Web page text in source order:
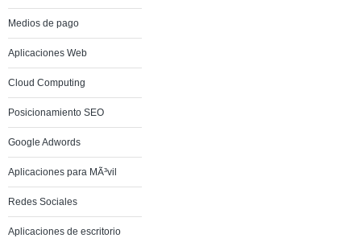
Medios de pago
Aplicaciones Web
Cloud Computing
Posicionamiento SEO
Google Adwords
Aplicaciones para MÃ³vil
Redes Sociales
Aplicaciones de escritorio